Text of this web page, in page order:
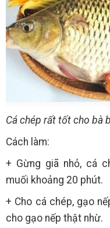
Cá chép rất tốt cho bà
Cách làm:
+ Gừng giã nhỏ, cá
muối khoảng 20 phút.
+ Cho cá chép, gạo
cho gạo nếp thật nhừ.